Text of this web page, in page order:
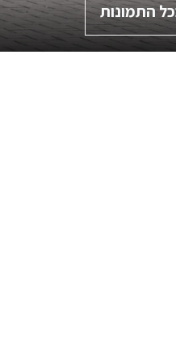
התמונות